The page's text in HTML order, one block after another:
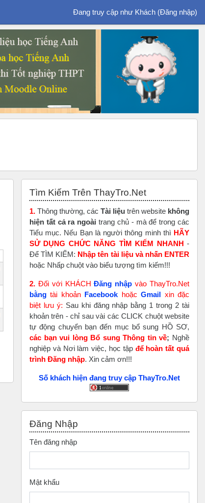
Đang truy cập như Khách (Đăng nhập)
Tìm Kiếm Trên ThayTro.Net
1. Thông thường, các Tài liệu trên website không
hiện tất cả ra ngoài trang chủ - mà để trong các
Tiểu mục. Nếu Bạn là người thông minh thì HÃY
SỬ DỤNG CHỨC NĂNG TÌM KIẾM NHANH -
Để TÌM KIẾM: Nhập tên tài liệu và nhấn ENTER
hoặc Nhấp chuột vào biểu tượng tìm kiếm!!!
2. Đối với KHÁCHĐăng nhập vào ThayTro.Net
bằng tài khoản Facebook hoặcGmail xin đặc
biệt lưu ý: Sau khi đăng nhập bằng 1 trong 2 tài
khoản trên - chỉ sau vài các CLICK chuột website
tự động chuyển bạn đến mục bổ sung HỒ SƠ,
các bạn vui lòng Bổ sung Thông tin về; Nghề
nghiệp và Nơi làm việc, học tập để hoàn tấtquá
trình Đăng nhập. Xin cảm ơn!!!
Số khách hiện đang truy cập ThayTro.Net
Đăng Nhập
Tên đăng nhập
Mật khẩu